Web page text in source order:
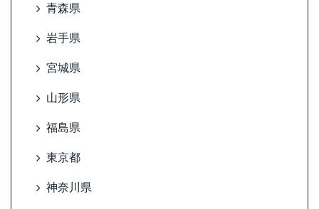
青森県
岩手県
宮城県
山形県
福島県
東京都
神奈川県